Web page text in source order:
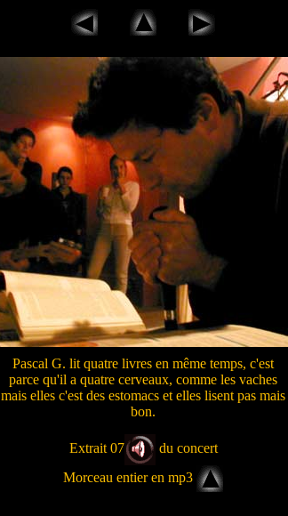
Pascal G. lit quatre livres en même temps, c'est
parce qu'il a quatre cerveaux, comme les vaches
mais elles c'est des estomacs et elles lisent pas mais
bon.
Extrait 07
du concert
Morceau entier en mp3